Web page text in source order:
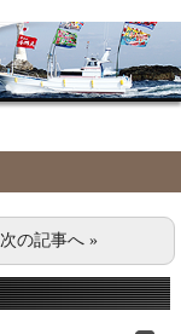
次の記事へ »